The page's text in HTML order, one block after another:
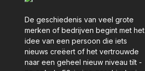
De geschiedenis van veel grote
merken of bedrijven begint met het
idee van een persoon die iets
nieuws creëert of het vertrouwde
naar een geheel nieuw niveau tilt -